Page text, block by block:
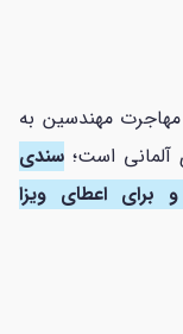
مهاجرت مهندسین به
آلمانی است؛ سندی
برای اعطای ویزا